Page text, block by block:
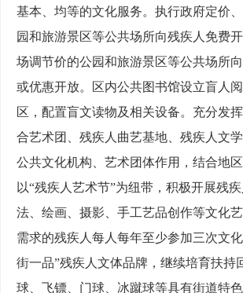
基本、均等的文化服务。执行政府定价
园和旅游景区等公共场所向残疾人免费
场调节价的公园和旅游景区等公共场所
或优惠开放。区内公共图书馆设立盲人
区，配置盲文读物及相关设备。充分发
合艺术团、残疾人曲艺基地、残疾人文
公共文化机构、艺术团体作用，结合地区
以“残疾人艺术节”为纽带，积极开展残
法、绘画、摄影、手工艺品创作等文化
需求的残疾人每人每年至少参加三次文
街一品”残疾人文体品牌，继续培育扶持
球、飞镖、门球、冰蹴球等具有街道特